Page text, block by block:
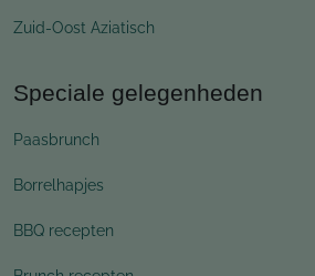
Zuid-Oost Aziatisch
Speciale gelegenheden
Paasbrunch
Borrelhapjes
BBQ recepten